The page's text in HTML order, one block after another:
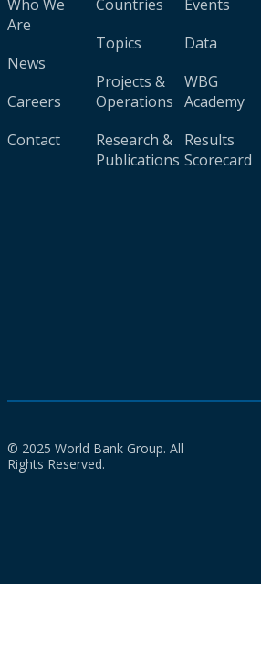
Who We
Are
News
Careers
Contact
Countries
Topics
Projects &
Operations
Research &
Publications
Events
Data
WBG
Academy
Results
Scorecard
© 2025 World Bank Group. All
Rights Reserved.